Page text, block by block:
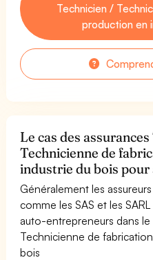
Technicien /
production en
Le cas des
Technicienne de
industrie du bois
Généralement les
comme les SAS et les
auto-entrepreneurs dans
Technicienne de
bois